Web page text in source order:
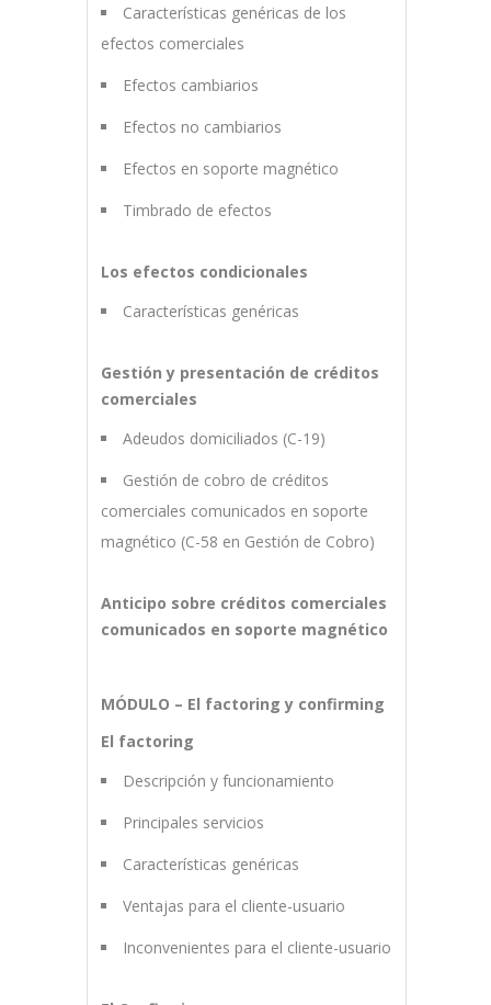
Características genéricas de los
efectos comerciales
Efectos cambiarios
Efectos no cambiarios
Efectos en soporte magnético
Timbrado de efectos
Los efectos condicionales
Características genéricas
Gestión y presentación de créditos
comerciales
Adeudos domiciliados (C-19)
Gestión de cobro de créditos
comerciales comunicados en soporte
magnético (C-58 en Gestión de Cobro)
Anticipo sobre créditos comerciales
comunicados en soporte magnético
MÓDULO – El factoring y confirming
El factoring
Descripción y funcionamiento
Principales servicios
Características genéricas
Ventajas para el cliente-usuario
Inconvenientes para el cliente-usuario